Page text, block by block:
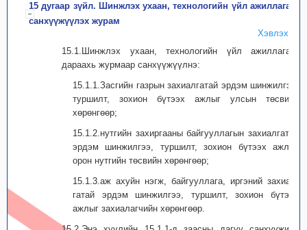
15 дугаар зүйл. Шинжлэх ухаан, технологийн үйл ажиллагааг
санхүүжүүлэх журам
Хэвлэх
15.1.Шинжлэх ухаан, технологийн үйл ажиллагааг
дараахь журмаар санхүүжүүлнэ:
15.1.1.Засгийн газрын захиалгатай эрдэм шинжилгээ,
туршилт, зохион бүтээх ажлыг улсын төсвийн
хөрөнгөөр;
15.1.2.нутгийн захиргааны байгууллагын захиалгатай
эрдэм шинжилгээ, туршилт, зохион бүтээх ажлыг
орон нутгийн төсвийн хөрөнгөөр;
15.1.3.аж ахуйн нэгж, байгууллага, иргэний захиал­
гатай эрдэм шинжилгээ, туршилт, зохион бүтээх
ажлыг захиа­лагчийн хөрөнгөөр.